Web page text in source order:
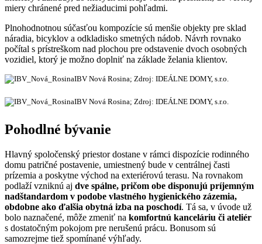
miery chránené pred nežiaducimi pohľadmi.
Plnohodnotnou súčasťou kompozície sú menšie objekty pre sklad
náradia, bicyklov a odkladisko smetných nádob. Návrh rovnako
počítal s prístreškom nad plochou pre odstavenie dvoch osobných
vozidiel, ktorý je možno doplniť na základe želania klientov.
IBV Nová Rosina; Zdroj: IDEÁLNE DOMY, s.r.o.
IBV Nová Rosina; Zdroj: IDEÁLNE DOMY, s.r.o.
Pohodlné bývanie
Hlavný spoločenský priestor dostane v rámci dispozície rodinného
domu patričné postavenie, umiestnený bude v centrálnej časti
prízemia a poskytne východ na exteriérovú terasu. Na rovnakom
podlaží vzniknú aj dve spálne, pričom obe disponujú príjemným
nadštandardom v podobe vlastného hygienického zázemia,
obdobne ako ďalšia obytná izba na poschodí. Tá sa, v úvode už
bolo naznačené, môže zmeniť na komfortnú kanceláriu či ateliér
s dostatočným pokojom pre nerušenú prácu. Bonusom sú
samozrejme tiež spomínané výhľady.